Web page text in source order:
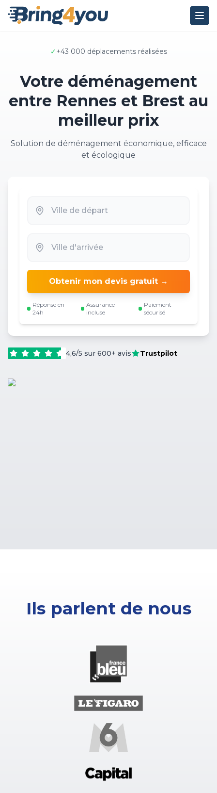
✓+43 000 déplacements réalisées
Votre déménagement
entre Rennes et Brest au
meilleur prix
Solution de déménagement économique, efficace
et écologique
Obtenir mon devis gratuit →
Réponse en
24h
Assurance
incluse
Paiement
sécurisé
4,6/5 sur 600+ avis Trustpilot
Ils parlent de nous